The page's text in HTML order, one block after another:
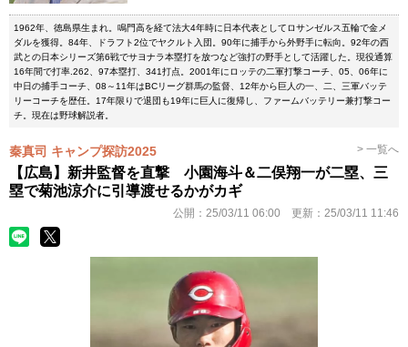
1962年、徳島県生まれ。鳴門高を経て法大4年時に日本代表としてロサンゼルス五輪で金メ
ダルを獲得。84年、ドラフト2位でヤクルト入団。90年に捕手から外野手に転向。92年の西
武との日本シリーズ第6戦でサヨナラ本塁打を放つなど強打の野手として活躍した。現役通算
16年間で打率.262、97本塁打、341打点。2001年にロッテの二軍打撃コーチ、05、06年に
中日の捕手コーチ、08～11年はBCリーグ群馬の監督、12年から巨人の一、二、三軍バッテ
リーコーチを歴任。17年限りで退団も19年に巨人に復帰し、ファームバッテリー兼打撃コー
チ。現在は野球解説者。
秦真司 キャンプ探訪2025 > 一覧へ
【広島】新井監督を直撃 小園海斗＆二俣翔一が二塁、三
塁で菊池涼介に引導渡せるかがカギ
公開： 25/03/11 06:00 更新： 25/03/11 11:46